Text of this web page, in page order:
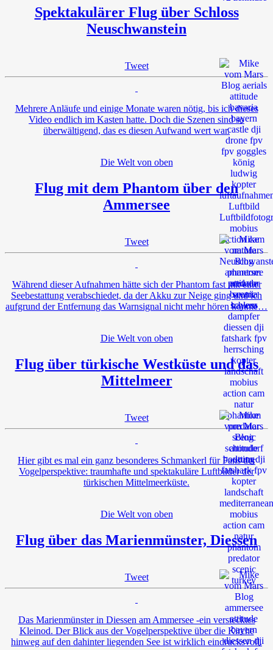
Spektakulärer Flug über Schloss
Neuschwanstein
Tweet
Mehrere Anläufe und einige Monate waren nötig, bis ich dieses
Video endlich im Kasten hatte. Doch die Szenen sind so
überwältigend, das es diesen Aufwand wert war.
Die Welt von oben
Flug mit dem Phantom über den
Ammersee
Tweet
Während dieser Aufnahmen hätte sich der Phantom fast mit einer
Seebestattung verabschiedet, da der Akku zur Neige ging und ich
aufgrund der Entfernung das Warnsignal nicht mehr hören konnte…
Die Welt von oben
Flug über türkische Westküste und das
Mittelmeer
Tweet
Hier gibt es mal ein ganz besonderes Schmankerl für Fans der
Vogelperspektive: traumhafte und spektakuläre Luftbilder der
türkischen Mittelmeerküste.
Die Welt von oben
Flug über das Marienmünster, Diessen
Tweet
Das Marienmünster in Diessen am Ammersee -ein verstecktes
Kleinod. Der Blick aus der Vogelperspektive über die Kirche
hinweg auf den dahinter liegenden See ist wirklich eindrucksvoll.